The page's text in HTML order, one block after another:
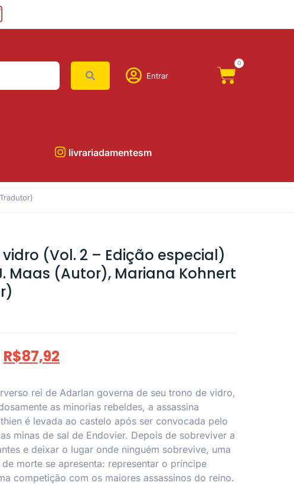
Entrar
0
livrariadamentesm
(Vol. 2 – Edição especial)
Maas (Autor), Mariana Kohnert
R$87,92
rei de Adarlan governa de seu trono de vidro,
as minorias rebeldes, a assassina
é levada ao castelo após ser convocada pelo
minas de sal de Endovier. Depois de sobreviver a
e deixar o lugar onde ninguém sobrevive, uma
de morte se apresenta: representar o príncipe
competição com os maiores assassinos do reino.